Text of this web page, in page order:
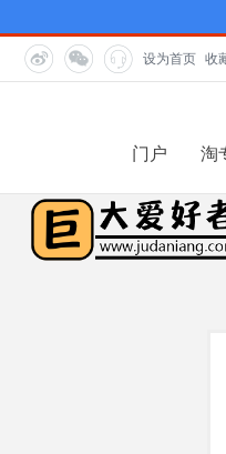
设为首页 收
门户 淘